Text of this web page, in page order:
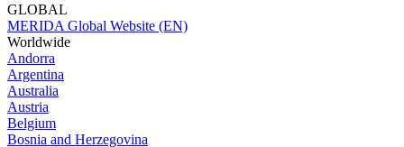
GLOBAL
MERIDA Global Website (EN)
Worldwide
Andorra
Argentina
Australia
Austria
Belgium
Bosnia and Herzegovina